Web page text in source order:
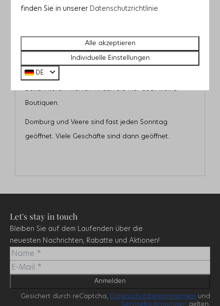
Jeden ersten Sonntag im Monat ist Einkaufssonntag
in Middelburg und jeden letzten Sonntag im Monat
ist Einkaufssonntag in Goes. Neben den
bekannteren Marken finden Sie hier auch kleine
Boutiquen.
Domburg und Veere sind fast jeden Sonntag
geöffnet. Viele Geschäfte sind dann geöffnet.
Let's stay in touch
Bleiben Sie auf dem Laufenden über die
neuesten Nachrichten, Rabatte und Aktionen!
Anmelden
Gesichert durch reCaptcha, Datenschutzbestimmungen und
Servicebedingungen gelten.
finden Sie in unserer Datenschutzrichtlinie
Alle akzeptieren
Individuelle Einstellungen
DE